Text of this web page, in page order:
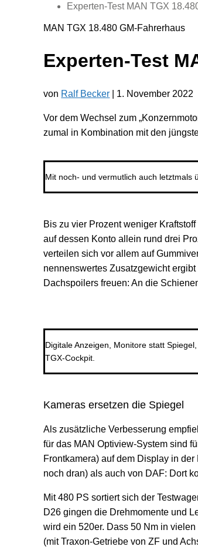
Experten-Test MAN TGX
MAN TGX 18.480 GM-Fahrerhaus
Experten-Test
von Ralf Becker 1. November 2022
Vor dem Wechsel zum
zumal in Kombination mit den
Mit noch- und vermutlich auch letztmals
Bis zu vier Prozent weniger
auf dessen Konto allein rund drei
verteilen sich vor allem auf
nennenswertes Zusatzgewicht
Dachspoilers freuen: An die
Digitale Anzeigen, Monitore statt
TGX-Cockpit.
Kameras ersetzen die Spiegel
Als zusätzliche Verbesserung
für das MAN Optiview-System sind
Frontkamera) auf dem Display in
noch dran) als auch von DAF: Dort
Mit 480 PS sortiert sich der
D26 gingen die Drehmomente und
wird ein 520er. Dass 50 Nm in
(mit Traxon-Getriebe von ZF und